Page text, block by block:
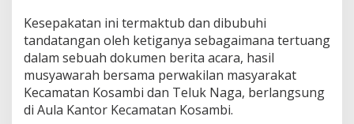
Kesepakatan ini termaktub dan dibubuhi
tandatangan oleh ketiganya sebagaimana tertuang
dalam sebuah dokumen berita acara, hasil
musyawarah bersama perwakilan masyarakat
Kecamatan Kosambi dan Teluk Naga, berlangsung
di Aula Kantor Kecamatan Kosambi.